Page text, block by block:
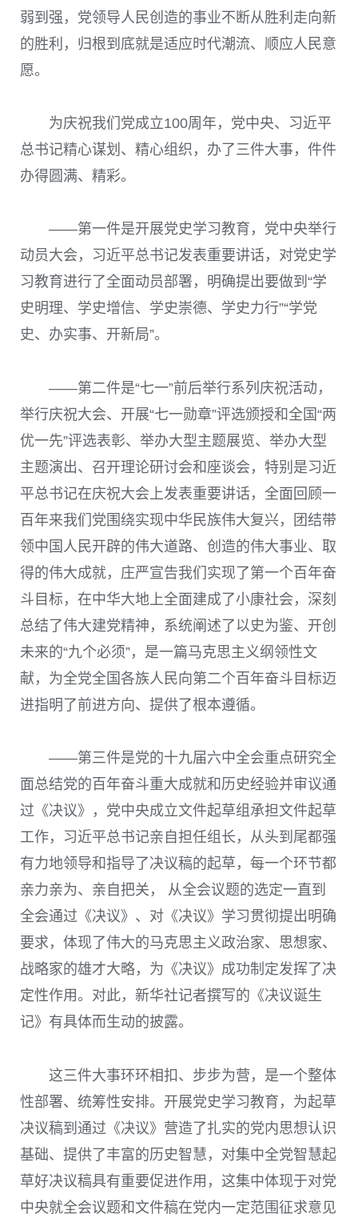
弱到强，党领导人民创造的事业不断从胜利走向新
的胜利，归根到底就是适应时代潮流、顺应人民意
愿。
为庆祝我们党成立100周年，党中央、习近平
总书记精心谋划、精心组织，办了三件大事，件件
办得圆满、精彩。
——第一件是开展党史学习教育，党中央举行
动员大会，习近平总书记发表重要讲话，对党史学
习教育进行了全面动员部署，明确提出要做到“学
史明理、学史增信、学史崇德、学史力行”“学党
史、办实事、开新局”。
——第二件是“七一”前后举行系列庆祝活动，
举行庆祝大会、开展“七一勋章”评选颁授和全国“两
优一先”评选表彰、举办大型主题展览、举办大型
主题演出、召开理论研讨会和座谈会，特别是习近
平总书记在庆祝大会上发表重要讲话，全面回顾一
百年来我们党围绕实现中华民族伟大复兴，团结带
领中国人民开辟的伟大道路、创造的伟大事业、取
得的伟大成就，庄严宣告我们实现了第一个百年奋
斗目标，在中华大地上全面建成了小康社会，深刻
总结了伟大建党精神，系统阐述了以史为鉴、开创
未来的“九个必须”，是一篇马克思主义纲领性文
献，为全党全国各族人民向第二个百年奋斗目标迈
进指明了前进方向、提供了根本遵循。
——第三件是党的十九届六中全会重点研究全
面总结党的百年奋斗重大成就和历史经验并审议通
过《决议》，党中央成立文件起草组承担文件起草
工作，习近平总书记亲自担任组长，从头到尾都强
有力地领导和指导了决议稿的起草，每一个环节都
亲力亲为、亲自把关， 从全会议题的选定一直到
全会通过《决议》、对《决议》学习贯彻提出明确
要求，体现了伟大的马克思主义政治家、思想家、
战略家的雄才大略，为《决议》成功制定发挥了决
定性作用。对此，新华社记者撰写的《决议诞生
记》有具体而生动的披露。
这三件大事环环相扣、步步为营，是一个整体
性部署、统筹性安排。开展党史学习教育，为起草
决议稿到通过《决议》营造了扎实的党内思想认识
基础、提供了丰富的历史智慧，对集中全党智慧起
草好决议稿具有重要促进作用，这集中体现于对党
中央就全会议题和文件稿在党内一定范围征求意见